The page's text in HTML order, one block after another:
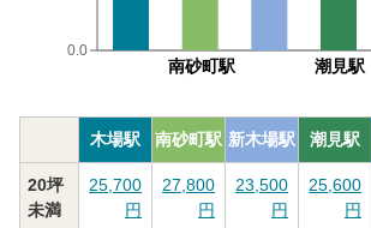
南砂町駅 潮見駅
0.0
木場駅 南砂町駅 新木場駅 潮見駅
20坪
未満
25,700
円
27,800
円
23,500
円
25,600
円